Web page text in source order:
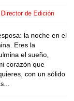
Director de Edición
la noche en el
Eres la
el sueño,
corazón que
con un sólido